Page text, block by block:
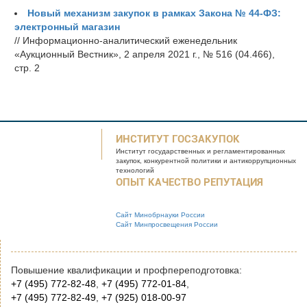
Новый механизм закупок в рамках Закона № 44-ФЗ:
электронный магазин
// Информационно-аналитический еженедельник
«Аукционный Вестник», 2 апреля 2021 г., № 516 (04.466),
стр. 2
ИНСТИТУТ ГОСЗАКУПОК
Институт государственных и регламентированных
закупок, конкурентной политики и антикоррупционных
технологий
ОПЫТ КАЧЕСТВО РЕПУТАЦИЯ
Сайт Минобрнауки России
Сайт Минпросвещения России
Повышение квалификации и профпереподготовка:
+7 (495) 772-82-48, +7 (495) 772-01-84,
+7 (495) 772-82-49, +7 (925) 018-00-97